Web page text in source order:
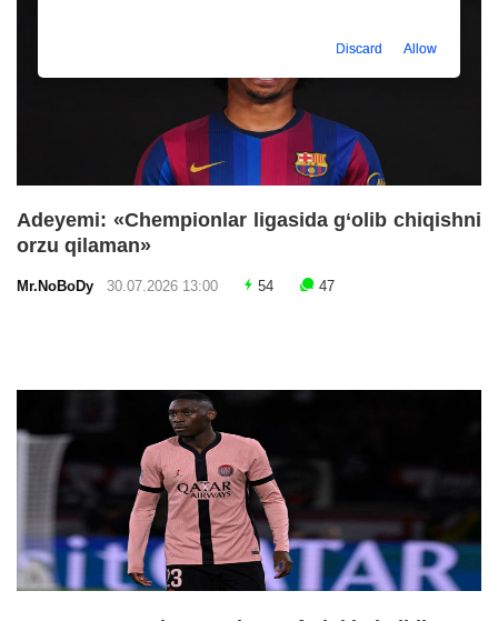
Adeyemi: «Chempionlar ligasida g‘olib chiqishni
orzu qilaman»
Mr.NoBoDy 30.07.2026 13:00 54 47
Discard Allow